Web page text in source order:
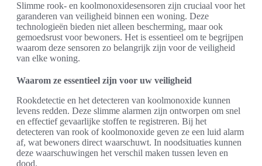
Slimme rook- en koolmonoxidesensoren zijn cruciaal voor het
garanderen van veiligheid binnen een woning. Deze
technologieën bieden niet alleen bescherming, maar ook
gemoedsrust voor bewoners. Het is essentieel om te begrijpen
waarom deze sensoren zo belangrijk zijn voor de veiligheid
van elke woning.
Waarom ze essentieel zijn voor uw veiligheid
Rookdetectie en het detecteren van koolmonoxide kunnen
levens redden. Deze slimme alarmen zijn ontworpen om snel
en effectief gevaarlijke stoffen te registreren. Bij het
detecteren van rook of koolmonoxide geven ze een luid alarm
af, wat bewoners direct waarschuwt. In noodsituaties kunnen
deze waarschuwingen het verschil maken tussen leven en
dood.